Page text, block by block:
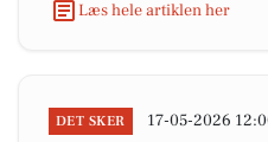
Læs hele artiklen her
DET SKER 17-05-2026